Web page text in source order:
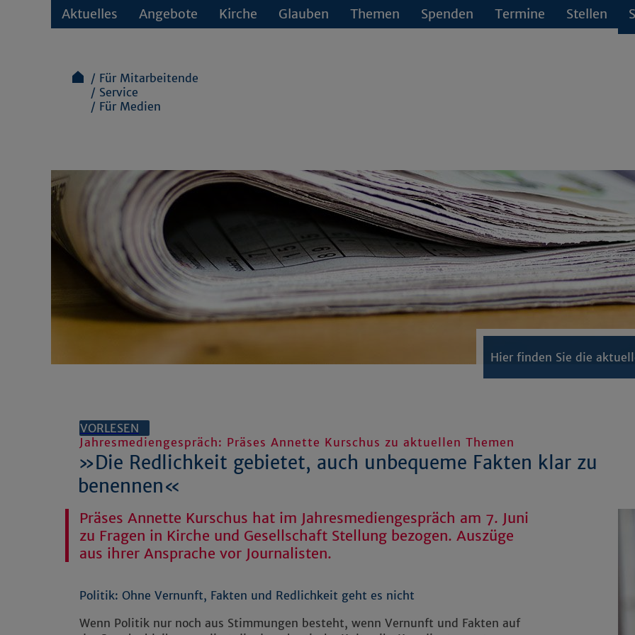
Aktuelles Angebote Kirche Glauben Themen Spenden Termine Stellen
Für Mitarbeitende
Service
Für Medien
Hier finden Sie die
VORLESEN
Jahresmediengespräch: Präses Annette Kurschus zu aktuellen Themen
»Die Redlichkeit gebietet, auch unbequeme Fakten klar zu
benennen«
Präses Annette Kurschus hat im Jahresmediengespräch am 7. Juni
zu Fragen in Kirche und Gesellschaft Stellung bezogen. Auszüge
aus ihrer Ansprache vor Journalisten.
Politik: Ohne Vernunft, Fakten und Redlichkeit geht es nicht
Wenn Politik nur noch aus Stimmungen besteht, wenn Vernunft und Fakten auf